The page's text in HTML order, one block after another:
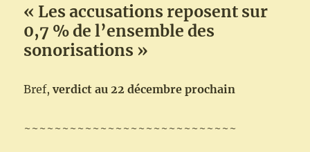
« Les accusations reposent sur
0,7 % de l’ensemble des
sonorisations »
Bref,verdict au 22 décembre prochain
~~~~~~~~~~~~~~~~~~~~~~~~~~~~